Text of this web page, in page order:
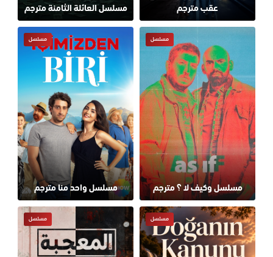
عقب مترجم
مسلسل العائلة الثامنة مترجم
مسلسل وكيف لا ؟ مترجم
مسلسل
مسلسل واحد منا مترجم
مسلسل
مسلسل مسلسل